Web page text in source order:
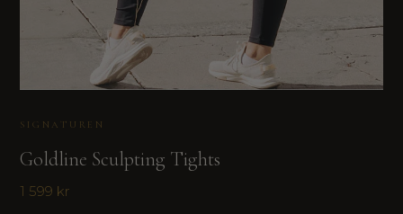
SIGNATUREN
Goldline Sculpting Tights
1 599 kr